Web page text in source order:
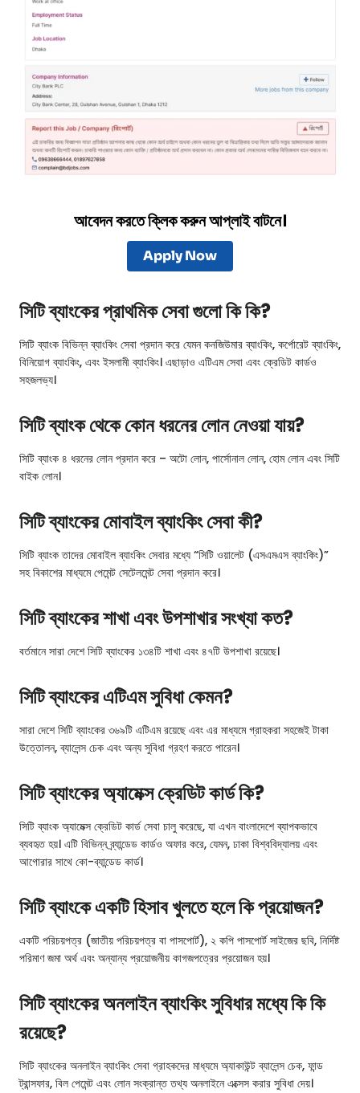
আবেদন করতে ক্লিক করুন আপ্লাই বাটনে।
Apply Now
সিটি ব্যাংকের প্রাথমিক সেবা গুলো কি কি?
সিটি ব্যাংক বিভিন্ন ব্যাংকিং সেবা প্রদান করে যেমন কনজিউমার ব্যাংকিং, কর্পোরেট ব্যাংকিং,
বিনিয়োগ ব্যাংকিং, এবং ইসলামী ব্যাংকিং। এছাড়াও এটিএম সেবা এবং ক্রেডিট কার্ডও
সহজলভ্য।
সিটি ব্যাংক থেকে কোন ধরনের লোন নেওয়া যায়?
সিটি ব্যাংক ৪ ধরনের লোন প্রদান করে – অটো লোন, পার্সোনাল লোন, হোম লোন এবং সিটি
বাইক লোন।
সিটি ব্যাংকের মোবাইল ব্যাংকিং সেবা কী?
সিটি ব্যাংক তাদের মোবাইল ব্যাংকিং সেবার মধ্যে “সিটি ওয়ালেট (এসএমএস ব্যাংকিং)”
সহ বিকাশের মাধ্যমে পেমেন্ট সেটেলমেন্ট সেবা প্রদান করে।
সিটি ব্যাংকের শাখা এবং উপশাখার সংখ্যা কত?
বর্তমানে সারা দেশে সিটি ব্যাংকের ১৩৪টি শাখা এবং ৪৭টি উপশাখা রয়েছে।
সিটি ব্যাংকের এটিএম সুবিধা কেমন?
সারা দেশে সিটি ব্যাংকের ৩৬৯টি এটিএম রয়েছে এবং এর মাধ্যমে গ্রাহকরা সহজেই টাকা
উত্তোলন, ব্যালেন্স চেক এবং অন্য সুবিধা গ্রহণ করতে পারেন।
সিটি ব্যাংকের অ্যামেক্স ক্রেডিট কার্ড কি?
সিটি ব্যাংক অ্যামেক্স ক্রেডিট কার্ড সেবা চালু করেছে, যা এখন বাংলাদেশে ব্যাপকভাবে
ব্যবহৃত হয়। এটি বিভিন্ন ব্র্যান্ডেড কার্ডও অফার করে, যেমন, ঢাকা বিশ্ববিদ্যালয় এবং
আগোরার সাথে কো-ব্যান্ডেড কার্ড।
সিটি ব্যাংকে একটি হিসাব খুলতে হলে কি প্রয়োজন?
একটি পরিচয়পত্র (জাতীয় পরিচয়পত্র বা পাসপোর্ট), ২ কপি পাসপোর্ট সাইজের ছবি, নির্দিষ্ট
পরিমাণ জমা অর্থ এবং অন্যান্য প্রয়োজনীয় কাগজপত্রের প্রয়োজন হয়।
সিটি ব্যাংকের অনলাইন ব্যাংকিং সুবিধার মধ্যে কি কি
রয়েছে?
সিটি ব্যাংকের অনলাইন ব্যাংকিং সেবা গ্রাহকদের মাধ্যমে অ্যাকাউন্ট ব্যালেন্স চেক, ফান্ড
ট্রান্সফার, বিল পেমেন্ট এবং লোন সংক্রান্ত তথ্য অনলাইনে এক্সেস করার সুবিধা দেয়।